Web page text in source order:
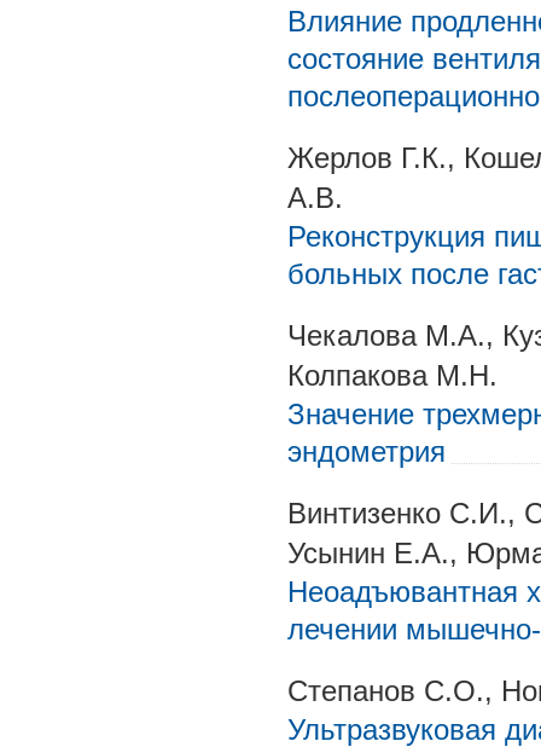
Влияние
состояние
Жерлов Г.К.,
А.В.
Реконструкция
больных после
Чекалова М.А.,
Колпакова М.Н.
Значение
эндометрия
Винтизенко С.И.,
Усынин Е.А.,
Неоадъювантная
лечении мышечно-
Степанов С.О.,
Ультразвуковая